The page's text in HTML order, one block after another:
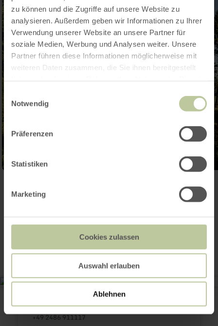
zu können und die Zugriffe auf unsere Website zu
analysieren. Außerdem geben wir Informationen zu Ihrer
Verwendung unserer Website an unsere Partner für
soziale Medien, Werbung und Analysen weiter. Unsere
Partner führen diese Informationen möglicherweise mit
weiteren Daten zusammen, die Sie ihnen bereitgestellt
Notwendig
Präferenzen
Statistiken
Marketing
Cookies zulassen
Auswahl erlauben
Ablehnen
Contact
Naturpark Nordeifel e.V.
53947 Nettersheim
+49 2486 911117